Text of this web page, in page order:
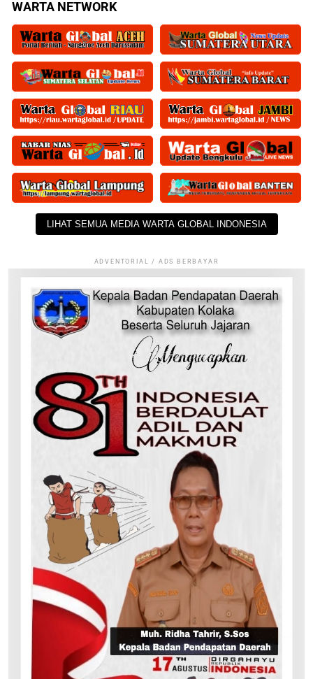
WARTA NETWORK
LIHAT SEMUA MEDIA WARTA GLOBAL INDONESIA
ADVENTORIAL / ADS BERBAYAR